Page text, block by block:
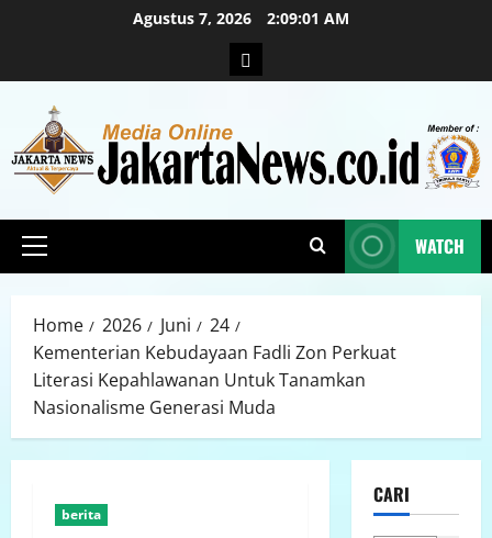
Agustus 7, 2026 2:09:02 AM
WATCH
Home 2026 Juni
24
Kementerian Kebudayaan Fadli Zon Perkuat
Literasi Kepahlawanan Untuk Tanamkan
Nasionalisme Generasi Muda
berita
CARI